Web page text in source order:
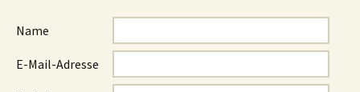
Name
E-Mail-Adresse